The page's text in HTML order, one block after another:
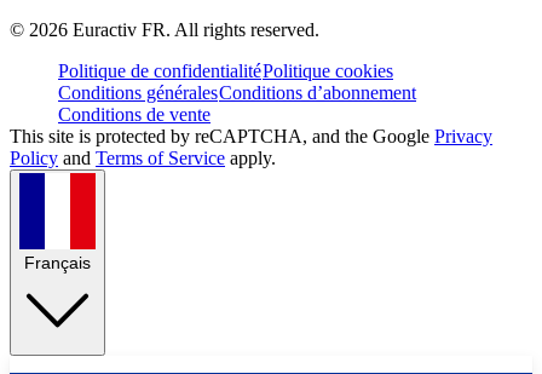
© 2026 Euractiv FR. All rights reserved.
Politique de confidentialitéPolitique cookies
Conditions généralesConditions d’abonnement
Conditions de vente
This site is protected by reCAPTCHA, and the Google Privacy
Policy and Terms of Service apply.
Français